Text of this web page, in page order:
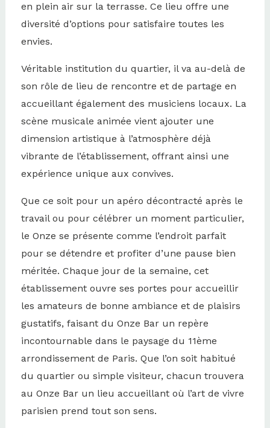
en plein air sur la terrasse. Ce lieu offre une
diversité d’options pour satisfaire toutes les
envies.
Véritable institution du quartier, il va au-delà de
son rôle de lieu de rencontre et de partage en
accueillant également des musiciens locaux. La
scène musicale animée vient ajouter une
dimension artistique à l’atmosphère déjà
vibrante de l’établissement, offrant ainsi une
expérience unique aux convives.
Que ce soit pour un apéro décontracté après le
travail ou pour célébrer un moment particulier,
le Onze se présente comme l’endroit parfait
pour se détendre et profiter d’une pause bien
méritée. Chaque jour de la semaine, cet
établissement ouvre ses portes pour accueillir
les amateurs de bonne ambiance et de plaisirs
gustatifs, faisant du Onze Bar un repère
incontournable dans le paysage du 11ème
arrondissement de Paris. Que l’on soit habitué
du quartier ou simple visiteur, chacun trouvera
au Onze Bar un lieu accueillant où l’art de vivre
parisien prend tout son sens.